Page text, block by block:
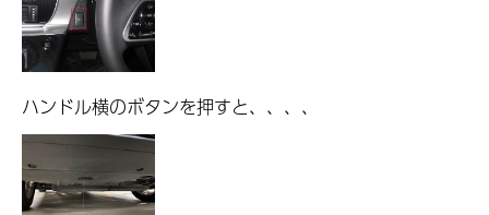
ハンドル横のボタンを押すと、、、、